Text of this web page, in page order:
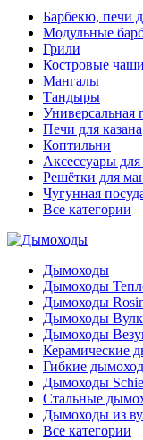
Барбекю, печи
Модульные
Грили
Костровые чаши
Мангалы
Тандыры
Универсальная
Печи для казана
Коптильни
Аксессуары
Решётки для
Чугунная
Все категории
Дымоходы
Дымоходы
Дымоходы
Дымоходы
Дымоходы
Керамические
Гибкие
Дымоходы
Стальные
Дымоходы из
Все категории